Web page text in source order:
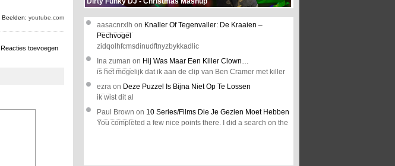
Beelden: youtube.com
Reacties toevoegen
aasacnrxlh on Knaller Of Tegenvaller: De Kraaien –
Pechvogel
zidqolhfcmsdinudftnyzbykkadlic
Ina zuman on Hij Was Maar Een Killer Clown…
is het mogelijk dat ik aan de clip van Ben Cramer met killer
ezra on Deze Puzzel Is Bijna Niet Op Te Lossen
ik wist dit al
Paul Brown on 10 Series/Films Die Je Gezien Moet Hebben
You completed a few nice points there. I did a search on the